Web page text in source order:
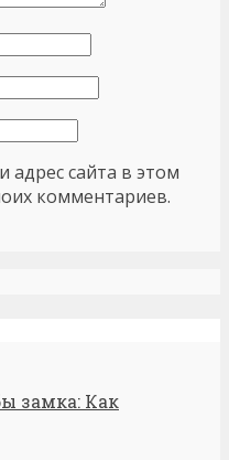
адрес сайта в этом
комментариев.
замка: Как